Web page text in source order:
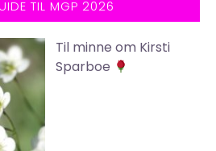
TIL MGP 2026
Til minne om Kirsti
Sparboe